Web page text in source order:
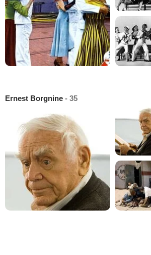
Ernest Borgnine - 35